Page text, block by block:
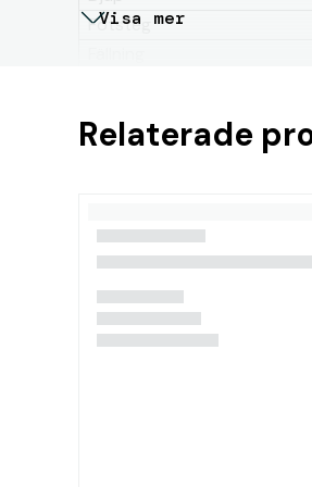
Fotsteg
Visa mer
Relaterade